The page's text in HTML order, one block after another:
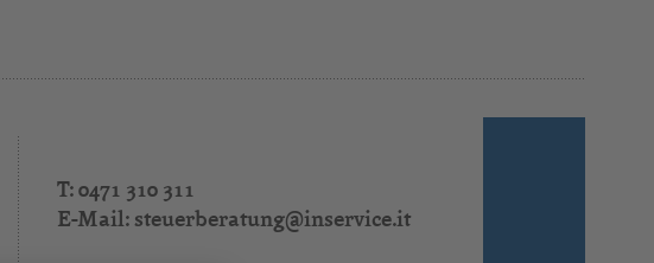
T: 0471 310 311
E-Mail: steuerberatung@inservice.it